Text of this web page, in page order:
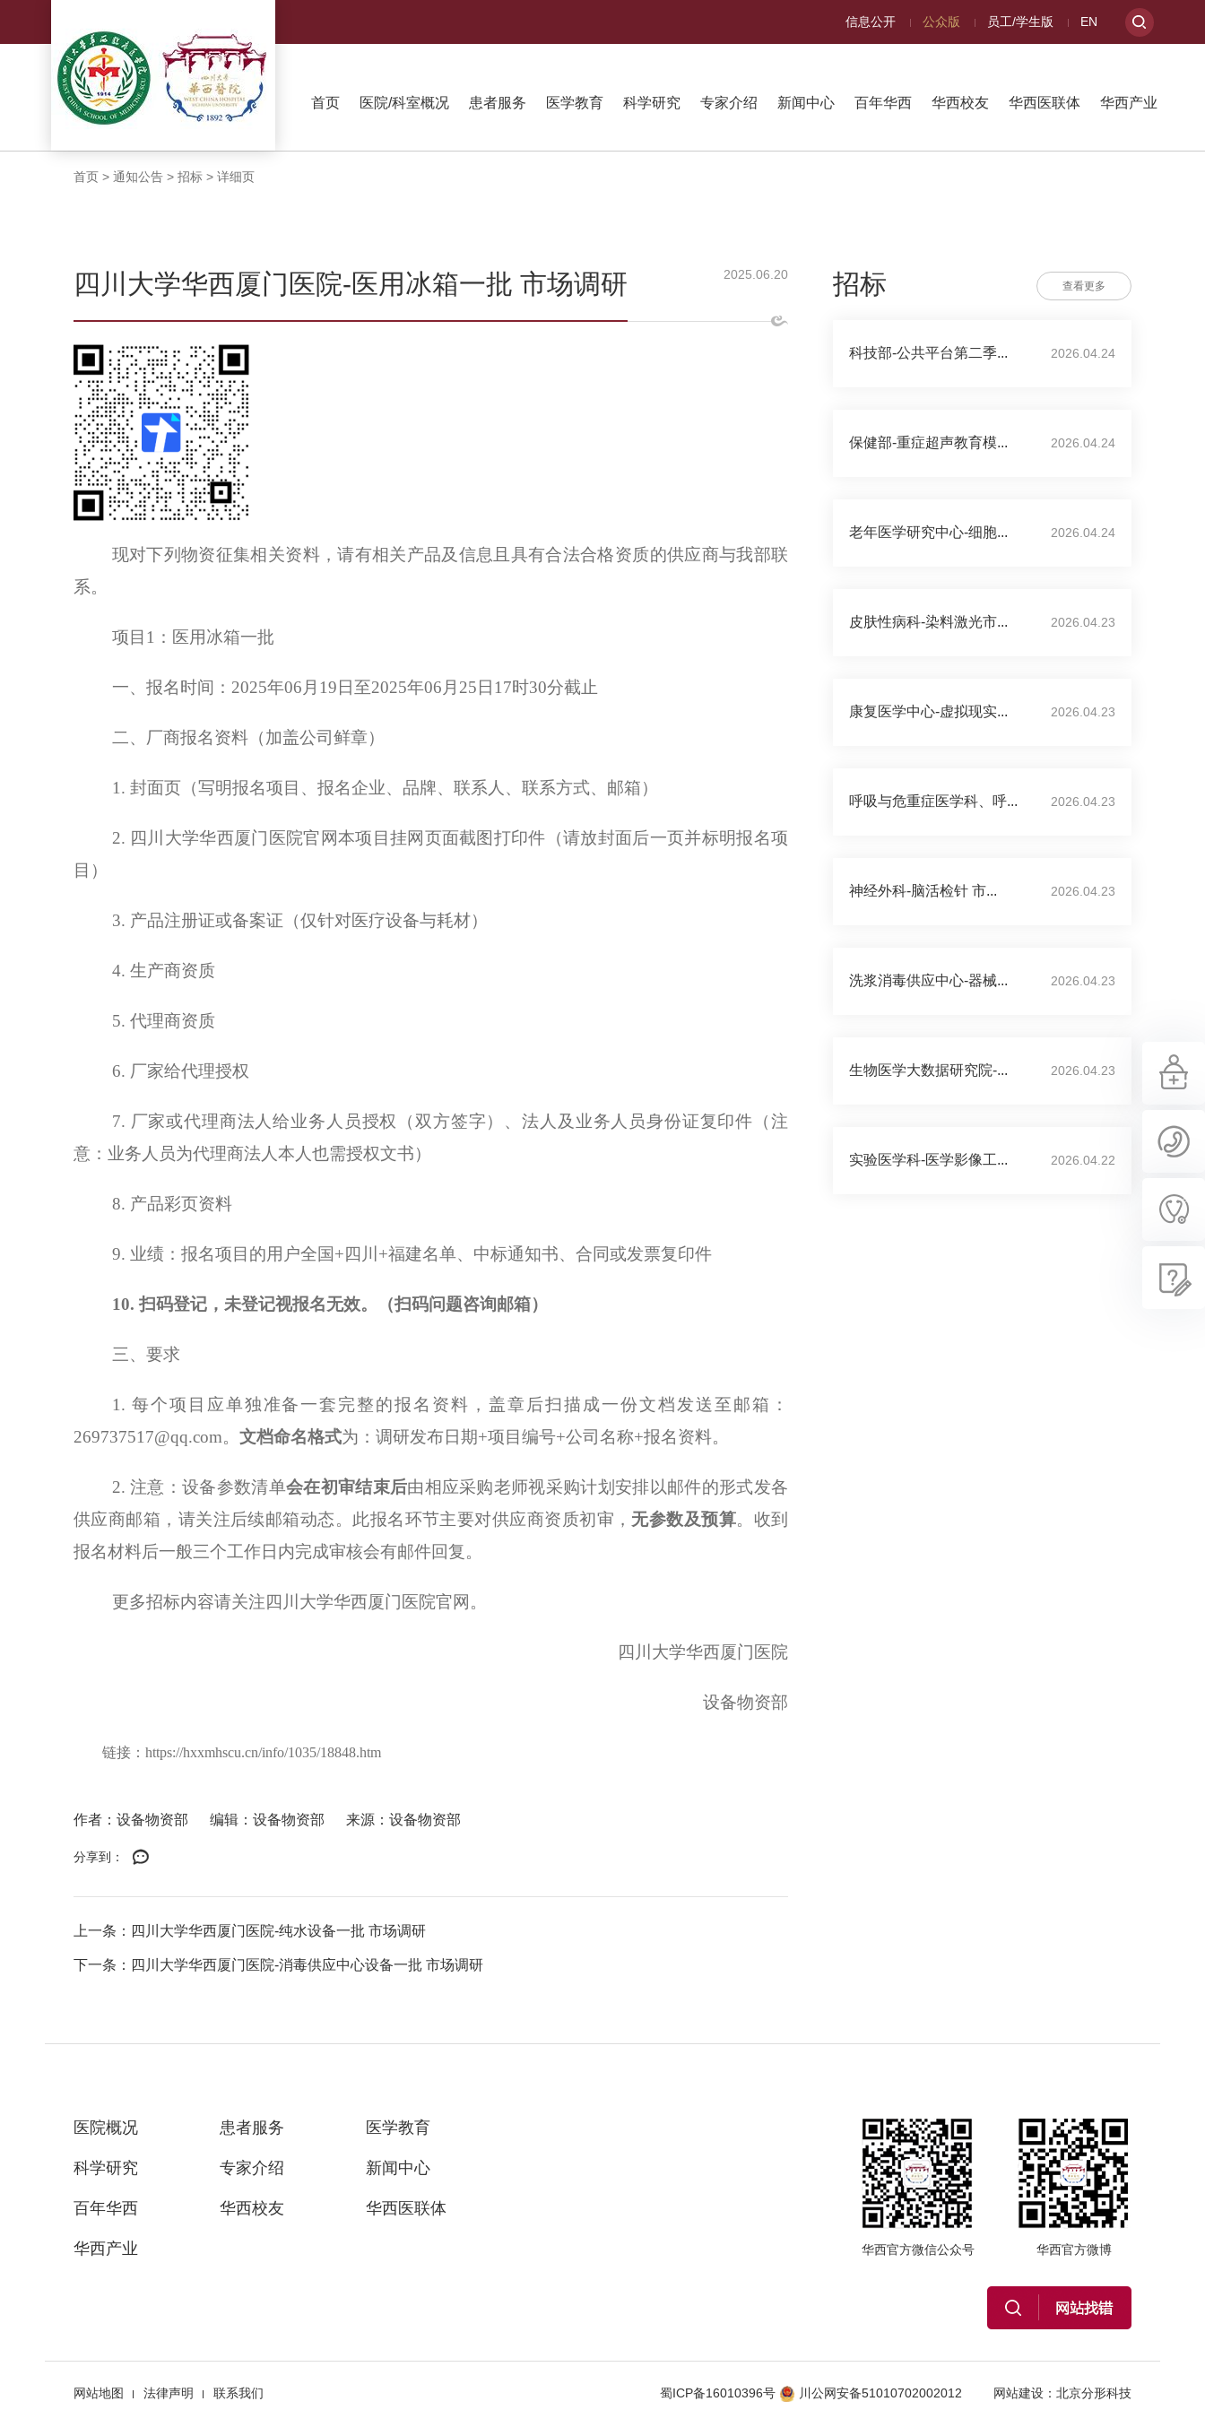
信息公开 公众版 员工/学生版 EN
首页 医院/科室概况 患者服务 医学教育 科学研究 专家介绍 新闻中心 百年华西 华西校友 华西医联体 华西产业
首页 > 通知公告 > 招标 > 详细页
四川大学华西厦门医院-医用冰箱一批 市场调研 2025.06.20
现对下列物资征集相关资料，请有相关产品及信息且具有合法合格资质的供应商与我部联
系。
项目 1：医用冰箱一批
一、报名时间： 2025年06 月 19 日至2025年06 月 25 日 17时30分截止
二、厂商报名资料（加盖公司鲜章）
1. 封面页（写明报名项目、报名企业、品牌、联系人、联系方式、邮箱）
2. 四川大学华西厦门医院官网本项目挂网页面截图打印件（请放封面后一页并标明报名项
目）
3. 产品注册证或备案证（仅针对医疗设备与耗材）
4. 生产商资质
5. 代理商资质
6. 厂家给代理授权
7. 厂家或代理商法人给业务人员授权（双方签字）、法人及业务人员身份证复印件（注
意：业务人员为代理商法人本人也需授权文书）
8. 产品彩页资料
9. 业绩：报名项目的用户全国+四川+福建名单、中标通知书、合同或发票复印件
10. 扫码登记，未登记视报名无效。（扫码问题咨询邮箱）
三、要求
1. 每个项目应单独准备一套完整的报名资料，盖章后扫描成一份文档发送至邮箱：
269737517@qq.com。 文档命名格式为：调研发布日期+项目编号+公司名称+报名资料。
2. 注意：设备参数清单会在初审结束后由相应采购老师视采购计划安排以邮件的形式发各
供应商邮箱，请关注后续邮箱动态。此报名环节主要对供应商资质初审， 无参数及预算。收到
报名材料后一般三个工作日内完成审核会有邮件回复。
更多招标内容请关注四川大学华西厦门医院官网。
四川大学华西厦门医院
设备物资部
链接： https://hxxmhscu.cn/info/1035/18848.htm
作者：设备物资部 编辑：设备物资部 来源：设备物资部
分享到：
上一条：四川大学华西厦门医院-纯水设备一批 市场调研
下一条：四川大学华西厦门医院-消毒供应中心设备一批 市场调研
招标 查看更多
科技部-公共平台第二季... 2026.04.24
保健部-重症超声教育模... 2026.04.24
老年医学研究中心-细胞... 2026.04.24
皮肤性病科-染料激光市... 2026.04.23
康复医学中心-虚拟现实... 2026.04.23
呼吸与危重症医学科、呼... 2026.04.23
神经外科-脑活检针 市... 2026.04.23
洗浆消毒供应中心-器械... 2026.04.23
生物医学大数据研究院-... 2026.04.23
实验医学科-医学影像工... 2026.04.22
医院概况 患者服务 医学教育
科学研究 专家介绍 新闻中心
百年华西 华西校友 华西医联体
华西产业 华西官方微信公众号 华西官方微博
网站地图 法律声明 联系我们 蜀ICP备16010396号 川公网安备51010702002012 网站建设 ： 北京分形科技